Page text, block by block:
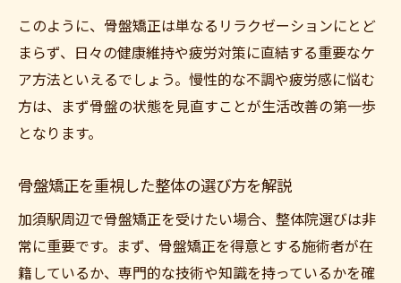
このように、骨盤矯正は単なるリラクゼーションにとど
まらず、日々の健康維持や疲労対策に直結する重要なケ
ア方法といえるでしょう。慢性的な不調や疲労感に悩む
方は、まず骨盤の状態を見直すことが生活改善の第一歩
となります。
骨盤矯正を重視した整体の選び方を解説
加須駅周辺で骨盤矯正を受けたい場合、整体院選びは非
常に重要です。まず、骨盤矯正を得意とする施術者が在
籍しているか、専門的な技術や知識を持っているかを確